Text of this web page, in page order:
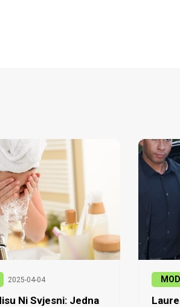
2025-04-04
Ni Svjesni: Jedna